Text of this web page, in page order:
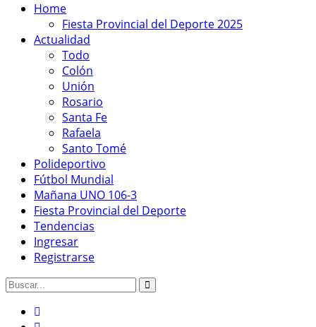
Home
Fiesta Provincial del Deporte 2025
Actualidad
Todo
Colón
Unión
Rosario
Santa Fe
Rafaela
Santo Tomé
Polideportivo
Fútbol Mundial
Mañana UNO 106-3
Fiesta Provincial del Deporte
Tendencias
Ingresar
Registrarse